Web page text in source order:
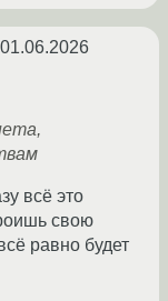
01.06.2026
всё это
свою
равно будет